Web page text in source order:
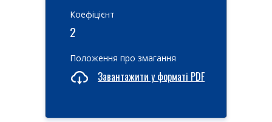
Коефіцієнт
2
Положення про змагання
Завантажити у форматі PDF